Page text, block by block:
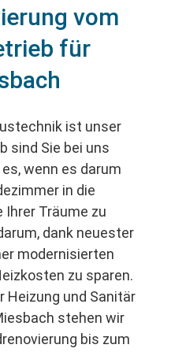
vom
für
ist unser
sind Sie bei uns
wenn es darum
in die
Ihrer Träume zu
dank neuester
modernisierten
zu sparen.
Heizung und Sanitär
stehen wir
bis zum